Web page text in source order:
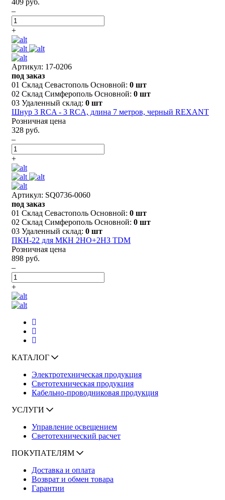
–
+
Артикул: 17-0206
под заказ
01 Склад Севастополь Основной: 0 шт
02 Склад Симферополь Основной: 0 шт
03 Удаленный склад: 0 шт
Шнур 3 RCA - 3 RCA, длина 7 метров, черный REXANT
Розничная цена
328 руб.
–
+
Артикул: SQ0736-0060
под заказ
01 Склад Севастополь Основной: 0 шт
02 Склад Симферополь Основной: 0 шт
03 Удаленный склад: 0 шт
ПКН-22 для МКН 2НО+2НЗ TDM
Розничная цена
898 руб.
–
+
КАТАЛОГ
Электротехническая продукция
Светотехническая продукция
Кабельно-проводниковая продукция
УСЛУГИ
Управление освещением
Светотехнический расчет
ПОКУПАТЕЛЯМ
Доставка и оплата
Возврат и обмен товара
Гарантии